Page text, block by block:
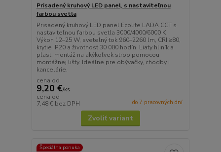
Prisadený kruhový LED panel, s nastaviteľnou
farbou svetla
Prisadený kruhový LED panel Ecolite LADA CCT s
nastaviteľnou farbou svetla 3000/4000/6000 K.
Výkon 12–25 W, svetelný tok 960–2260 lm, CRI ≥80,
krytie IP20 a životnosť 30 000 hodín. Liaty hliník a
plast, montáž na akýkoľvek strop pomocou
montážnej lišty. Ideálne pre obývačky, chodby i
kancelárie.
cena od
9,20 €/ks
cena od
7,48 € bez DPH do 7 pracovných dní
Zvoliť variant
Špeciálna ponuka